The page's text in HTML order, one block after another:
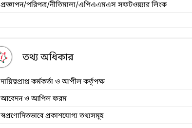
প্রজ্ঞাপন/পরিপত্র/নীতিমালা/এপিএএমএস সফটওয়্যার লিংক
তথ্য অধিকার
দায়িত্বপ্রাপ্ত কর্মকর্তা ও আপীল কর্তৃপক্ষ
আবেদন ও আপিল ফরম
স্বপ্রণোদিতভাবে প্রকাশযোগ্য তথ্যসমূহ